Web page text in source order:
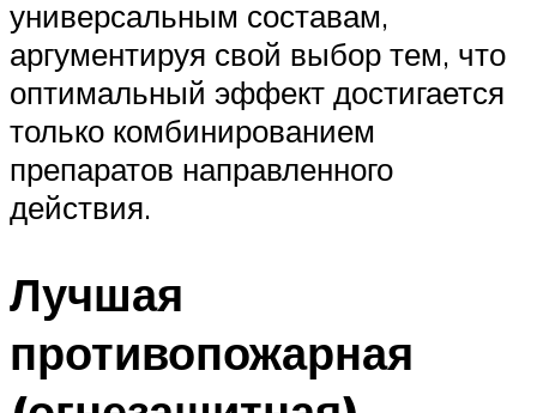
универсальным составам,
аргументируя свой выбор тем, что
оптимальный эффект достигается
только комбинированием
препаратов направленного
действия.
Лучшая
противопожарная